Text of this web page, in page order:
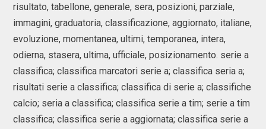
risultato, tabellone, generale, sera, posizioni, parziale,
immagini, graduatoria, classificazione, aggiornato, italiane,
evoluzione, momentanea, ultimi, temporanea, intera,
odierna, stasera, ultima, ufficiale, posizionamento. serie a
classifica; classifica marcatori serie a; classifica seria a;
risultati serie a classifica; classifica di serie a; classifiche
calcio; seria a classifica; classifica serie a tim; serie a tim
classifica; classifica serie a aggiornata; classifica serie a